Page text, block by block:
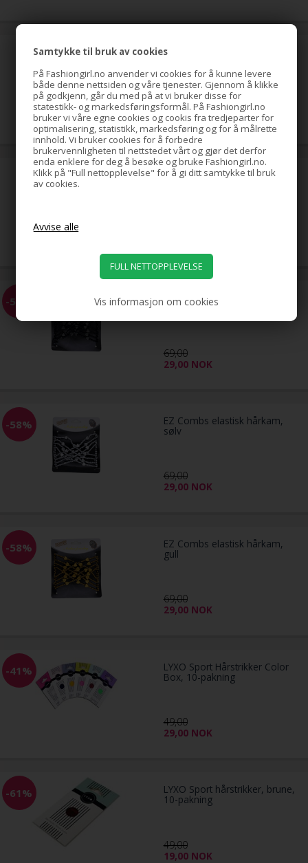
Samtykke til bruk av cookies
På Fashiongirl.no anvender vi cookies for å kunne levere
både denne nettsiden og våre tjenester. Gjennom å klikke
på godkjenn, går du med på at vi bruker disse for
statestikk- og markedsføringsformål. På Fashiongirl.no
bruker vi våre egne cookies og cookis fra tredjeparter for
optimalisering, statistikk, markedsføring og for å målrette
innhold. Vi bruker cookies for å forbedre
brukervennligheten til nettstedet vårt og gjør det derfor
enda enklere for deg å besøke og bruke Fashiongirl.no.
Klikk på "Full nettopplevelse" for å gi ditt samtykke til bruk
av cookies.
Vis informasjon om cookies
hestehale-spiral med strass,
79,00 NOK
hestehale-spiral med strass,
-58% EZ Combs elastisk hårkam,
svart
69,00
29,00 NOK
-58% EZ Combs elastisk hårkam,
sølv
69,00
29,00 NOK
-58% EZ Combs elastisk hårkam,
gull
69,00
29,00 NOK
-41% LYXO Sport Hårstrikker Color
Box, 10-pakning
49,00
29,00 NOK
-61% LYXO Sport hårstrikker, brune,
10-pakning
49,00
19,00 NOK